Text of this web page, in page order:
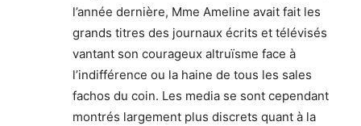
l’année dernière, Mme Ameline avait fait les
grands titres des journaux écrits et télévisés
vantant son courageux altruïsme face à
l’indifférence ou la haine de tous les sales
fachos du coin. Les media se sont cependant
montrés largement plus discrets quant à la